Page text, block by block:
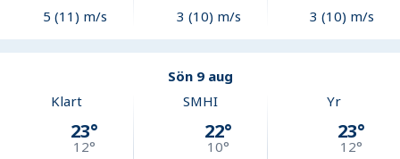
5 (11) m/s
3 (10) m/s
3 (10) m/s
Sön 9 aug
Klart
23°
12°
SMHI
22°
10°
Yr
23°
12°